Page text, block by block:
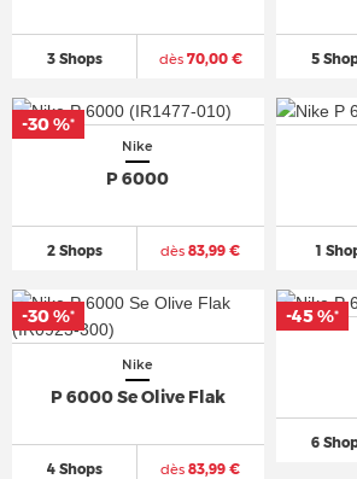
3 Shops dès70,00 € 5
Nike
P 6000
2 Shops dès 83,99 €
-30 %*
1
Nike
P 6000 Se Olive Flak
4 Shops dès 83,99 €
-30 %*
6
-45 %*